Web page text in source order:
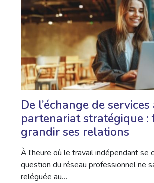
De l’échange de services
partenariat stratégique :
grandir ses relations
À l’heure où le travail indépendant se
question du réseau professionnel ne
reléguée au…